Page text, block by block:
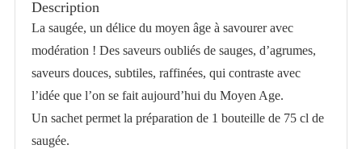
Description
La saugée, un délice du moyen âge à savourer avec
modération ! Des saveurs oubliés de sauges, d’agrumes,
saveurs douces, subtiles, raffinées, qui contraste avec
l’idée que l’on se fait aujourd’hui du Moyen Age.
Un sachet permet la préparation de 1 bouteille de 75 cl de
saugée.